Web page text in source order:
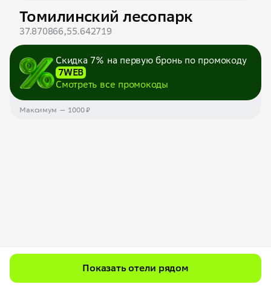
Томилинский лесопарк
37.870866,55.642719
Скидка 7% на первую бронь по промокоду
7WEB
Смотреть все промокоды
Максимум — 1000 ₽
Томилинский лесопарк
Показать отели рядом